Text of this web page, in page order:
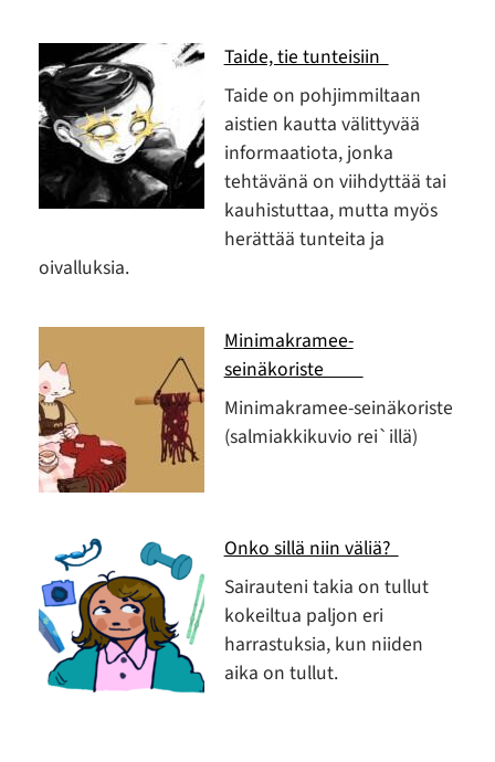
Taide, tie tunteisiin
Taide on pohjimmiltaan
aistien kautta välittyvää
informaatiota, jonka
tehtävänä on viihdyttää tai
kauhistuttaa, mutta myös
herättää tunteita ja
oivalluksia.
Minimakramee-
seinäkoriste
Minimakramee-seinäkoriste
(salmiakkikuvio rei`illä)
Onko sillä niin väliä?
Sairauteni takia on tullut
kokeiltua paljon eri
harrastuksia, kun niiden
aika on tullut.